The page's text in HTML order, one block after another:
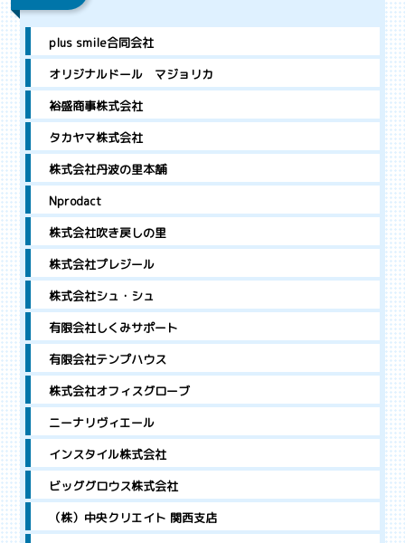
plus smile合同会社
オリジナルドール マジョリカ
裕盛商事株式会社
タカヤマ株式会社
株式会社丹波の里本舗
Nprodact
株式会社吹き戻しの里
株式会社プレジール
株式会社シュ・シュ
有限会社しくみサポート
有限会社テンプハウス
株式会社オフィスグローブ
ニーナリヴィエール
インスタイル株式会社
ビッググロウス株式会社
（株）中央クリエイト 関西支店